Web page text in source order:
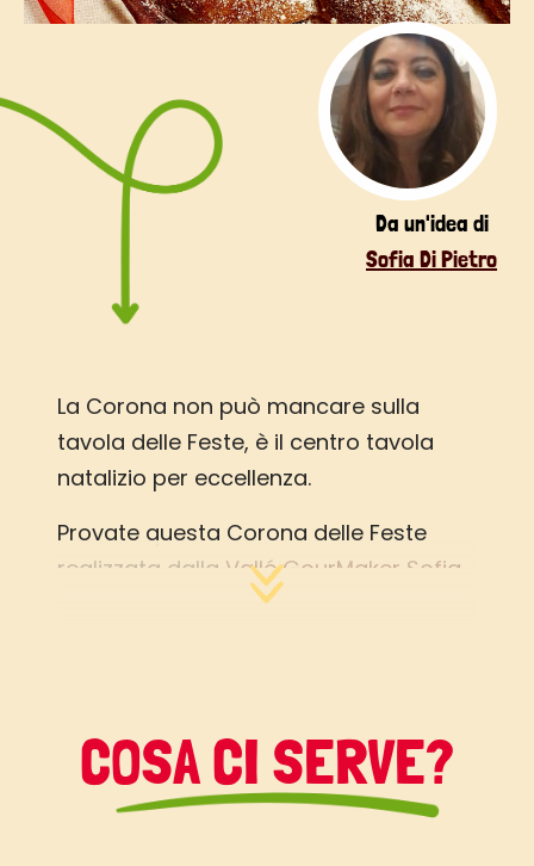
Da un'idea di
Sofia Di Pietro
La Corona non può mancare sulla
tavola delle Feste, è il centro tavola
natalizio per eccellenza.
Provate questa Corona delle Feste
realizzata dalla Vallé GourMaker Sofia
Per una colazione degna dei giorni di
preludio al Natale, dove traboccano
profumi, sapori e voglia di cose buone,
COSA CI SERVE?